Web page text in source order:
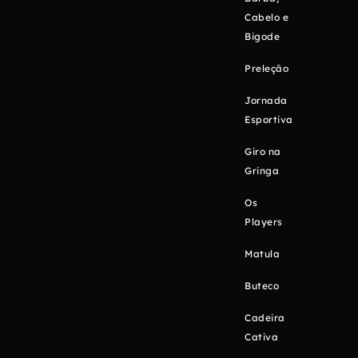
Cabelo e
Bigode
Preleção
Jornada
Esportiva
Giro na
Gringa
Os
Players
Matula
Buteco
Cadeira
Cativa